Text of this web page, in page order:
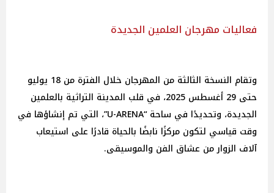
فعاليات مهرجان العلمين الجديدة
وتقام النسخة الثالثة من المهرجان خلال الفترة من 18 يوليو
حتى 29 أغسطس 2025، في قلب المدينة التراثية بالعلمين
الجديدة، وتحديدًا في ساحة “U-ARENA”، التي تم إنشاؤها في
وقت قياسي لتكون مركزًا نابضًا بالحياة قادرًا على استيعاب
آلاف الزوار من عشاق الفن والموسيقى.